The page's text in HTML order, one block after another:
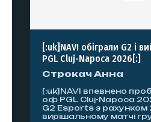
[:uk]NAVI обіграли G2 і
PGL Cluj-Napoca 2026[:]
Строкач Анна
[:uk]NAVI впевнено
оф PGL Cluj-Napoca
G2 Esports з рахунком
вирішальному матчі